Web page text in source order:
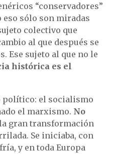
“conservadores”
eso sólo son miradas
colectivo que
al que después se
Ese sujeto al que no le
histórica es el
político: el socialismo
el marxismo. No
gran transformación
Se iniciaba, con
y en toda Europa